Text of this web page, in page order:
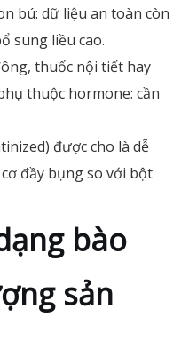
bú: dữ liệu an toàn còn
sung liều cao.
thuốc nội tiết hay
thuộc hormone: cần
được cho là dễ
đầy bụng so với bột
bào
sản